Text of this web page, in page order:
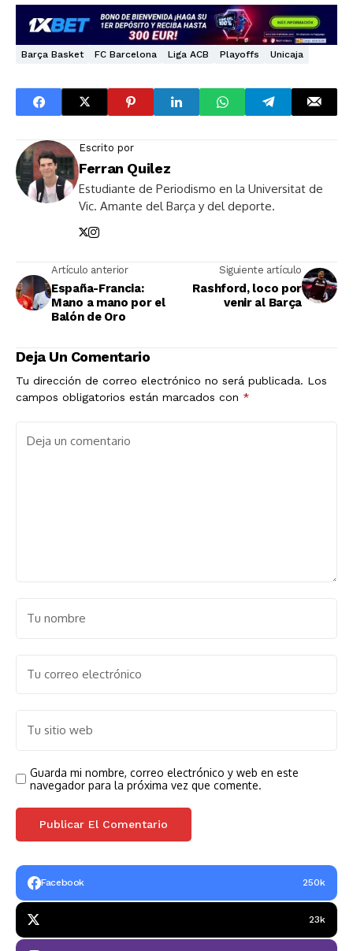
Barça Basket FC Barcelona Liga ACB Playoffs Unicaja
Escrito por
Ferran Quilez
Estudiante de Periodismo en la Universitat de
Vic. Amante del Barça y del deporte.
Artículo anterior
España-Francia:
Mano a mano por el
Balón de Oro
Siguiente artículo
Rashford, loco por
venir al Barça
Deja Un Comentario
Tu dirección de correo electrónico no será publicada. Los
campos obligatorios están marcados con *
Guarda mi nombre, correo electrónico y web en este
navegador para la próxima vez que comente.
Facebook 250k
23k